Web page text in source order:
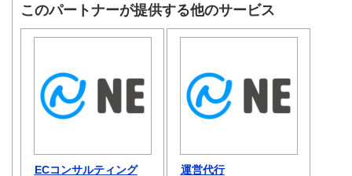
このパートナーが提供する他のサービス
ECコンサルティング 運営代行